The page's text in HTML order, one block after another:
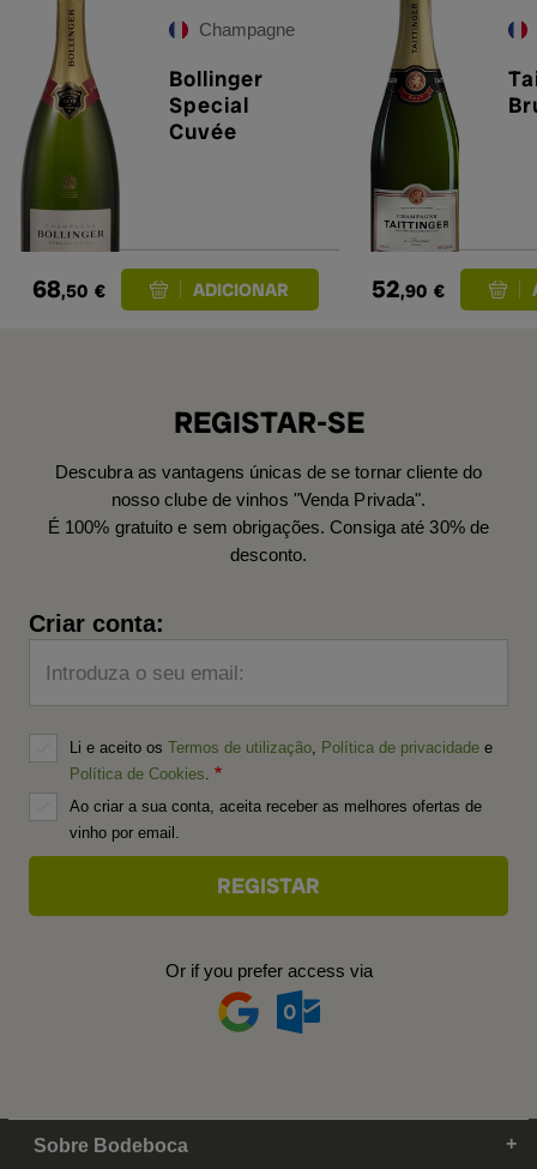
Champagne
Bollinger
Special
Cuvée
68,50 € 52,90 €
REGISTAR-SE
Descubra as vantagens únicas de se tornar cliente do
nosso clube de vinhos "Venda Privada".
É 100% gratuito e sem obrigações. Consiga até 30% de
desconto.
Criar conta:
Introduza o seu email:
Li e aceito os Termos de utilização Política de privacidade e
Política de Cookies
Ao criar a sua conta, aceita receber as melhores ofertas de
vinho por email.
Or if you prefer access via
Sobre Bodeboca